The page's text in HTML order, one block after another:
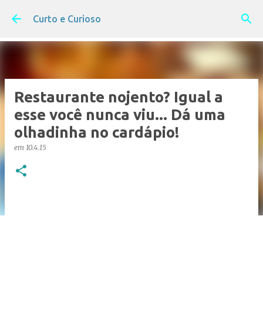
Pular para o conteúdo principal
Curto e Curioso
Restaurante nojento? Igual a
esse você nunca viu... Dá uma
olhadinha no cardápio!
em 10.4.15